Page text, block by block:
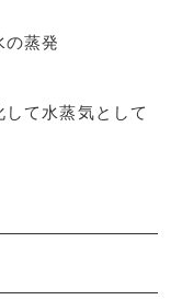
の蒸発
して水蒸気として